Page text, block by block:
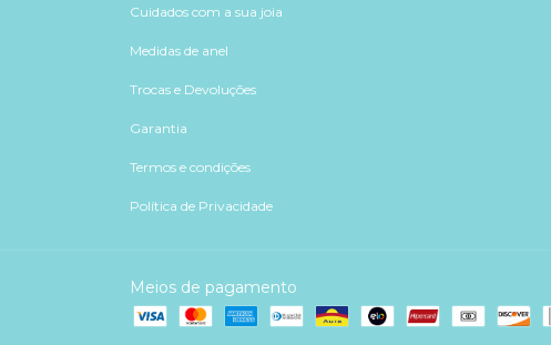
Cuidados com a sua joia
Medidas de anel
Trocas e Devoluções
Garantia
Termos e condições
Política de Privacidade
Meios de pagamento